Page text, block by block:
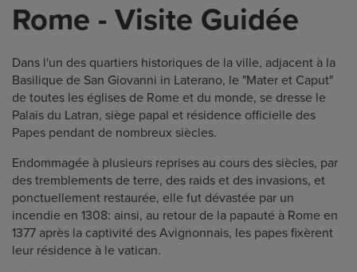
Rome - Visite Guidée
Dans l'un des quartiers historiques de la ville, adjacent à la
Basilique de San Giovanni in Laterano, le "Mater et Caput"
de toutes les églises de Rome et du monde, se dresse le
Palais du Latran, siège papal et résidence officielle des
Papes pendant de nombreux siècles.
Endommagée à plusieurs reprises au cours des siècles, par
des tremblements de terre, des raids et des invasions, et
ponctuellement restaurée, elle fut dévastée par un
incendie en 1308: ainsi, au retour de la papauté à Rome en
1377 après la captivité des Avignonnais, les papes fixèrent
leur résidence à le vatican.